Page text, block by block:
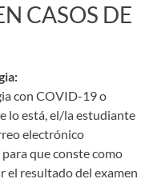
CASOS DE
con COVID-19 o
lo está, el/la estudiante
electrónico
para que conste como
el resultado del examen